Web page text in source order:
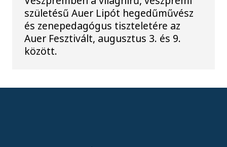
születésű Auer Lipót hegedűművész
és zenepedagógus tiszteletére az
Auer Fesztivált, augusztus 3. és 9.
között.